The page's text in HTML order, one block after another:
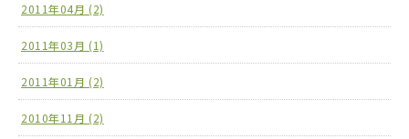
2011年04月 (2)
2011年03月 (1)
2011年01月 (2)
2010年11月 (2)